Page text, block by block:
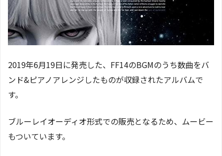
2019年6月19日に発売した、FF14のBGMのうち数曲をバ
ンド&ピアノアレンジしたものが収録されたアルバムで
す。
ブルーレイオーディオ形式での販売となるため、ムービー
もついています。